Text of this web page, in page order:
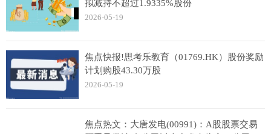
拟减持不超过1.9335%股份
2026-05-19
焦点快报!思考乐教育（01769.HK）股份奖励
计划购股43.30万股
2026-05-19
焦点热文：大唐发电(00991)：A股股票交易